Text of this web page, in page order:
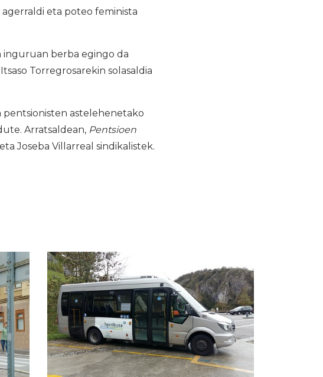
eta poteo feminista
inguruan berba egingo da
Torregrosarekin solasaldia
astelehenetako
Arratsaldean, Pentsioen
Joseba Villarreal sindikalistek.